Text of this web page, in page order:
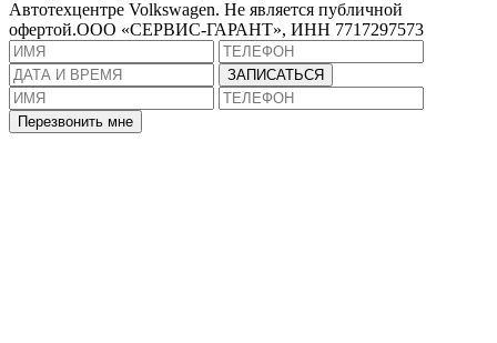
Автотехцентре Volkswagen. Не является публичной
офертой.ООО «СЕРВИС-ГАРАНТ», ИНН 7717297573